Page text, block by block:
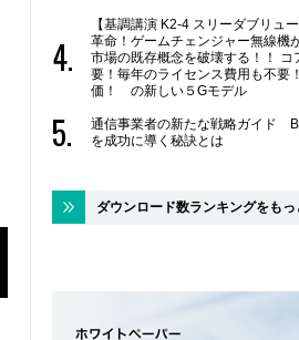
【基調講演 K2-4 スリーダブリュ
革命！ゲームチェンジャー無線機
市場の既存概念を破壊する！！ コ
要！毎年のライセンス費用も不要
価！ の新しい５Gモデル
通信事業者の新たな戦略ガイド
を成功に導く秘訣とは
ダウンロード数ランキングをもっ